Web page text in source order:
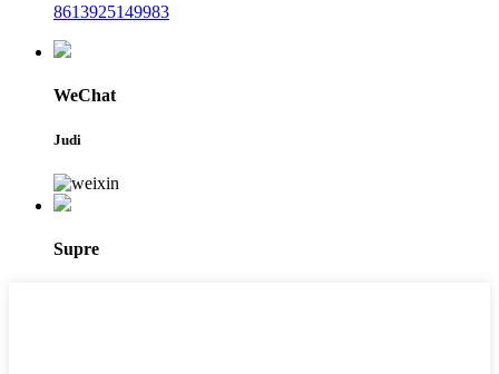
8613925149983
WeChat
Judi
Supre